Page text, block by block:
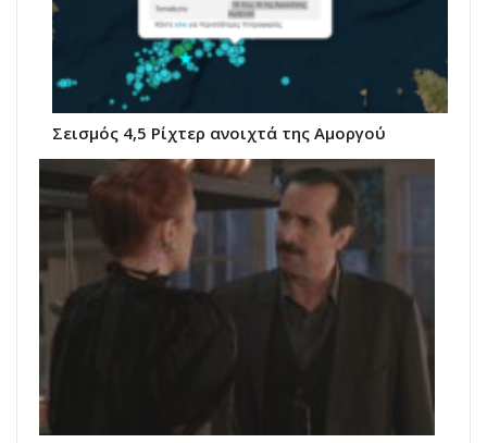
Σεισμός 4,5 Ρίχτερ ανοιχτά της Αμοργού